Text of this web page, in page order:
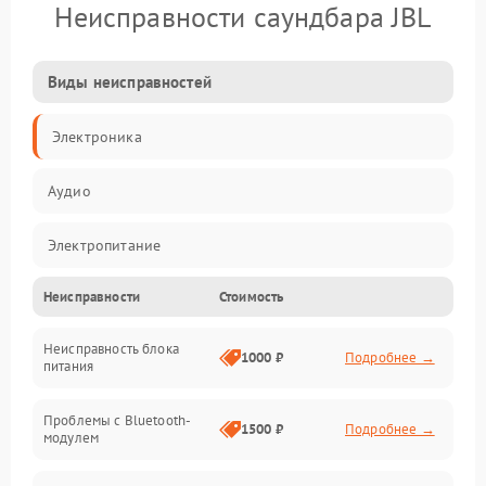
Неисправности саундбара JBL
Виды неисправностей
Электроника
Аудио
Электропитание
Интерфейсы
Связь
Неисправности Стоимость
Неисправность блока
питания
1000 ₽ Подробнее →
Проблемы с Bluetooth-
модулем
1500 ₽ Подробнее →